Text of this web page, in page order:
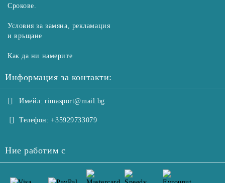
Срокове.
Условия за замяна, рекламация
и връщане
Как да ни намерите
Информация за контакти:
Имейл: rimasport@mail.bg
Телефон: +35929733079
Ние работим с